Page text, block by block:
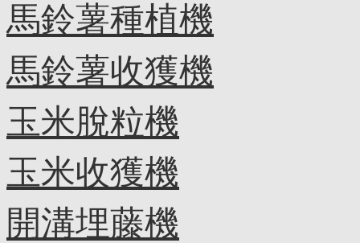
馬鈴薯種植機
馬鈴薯收獲機
玉米脫粒機
玉米收獲機
開溝埋藤機